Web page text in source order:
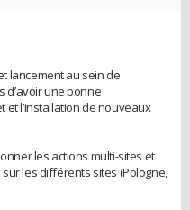
lancement au sein de
d’avoir une bonne
et l’installation de nouveaux
les actions multi-sites et
les différents sites (Pologne,